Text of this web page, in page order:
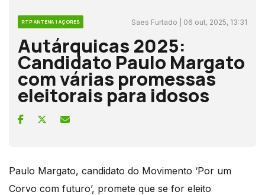
RTP ANTENA 1 AÇORES Saes Furtado | 06 out, 2025, 13:31
Autárquicas 2025:
Candidato Paulo Margato
com várias promessas
eleitorais para idosos
Paulo Margato, candidato do Movimento ‘Por um
Corvo com futuro’, promete que se for eleito